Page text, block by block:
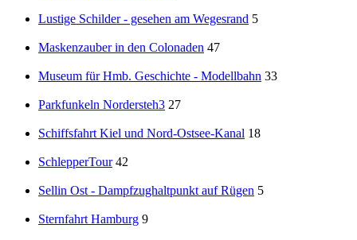
Lustige Schilder - gesehen am Wegesrand 5
Maskenzauber in den Colonaden 47
Museum für Hmb. Geschichte - Modellbahn 33
Parkfunkeln Nordersteh3 27
Schiffsfahrt Kiel und Nord-Ostsee-Kanal 18
SchlepperTour 42
Sellin Ost - Dampfzughaltpunkt auf Rügen 5
Sternfahrt Hamburg 9